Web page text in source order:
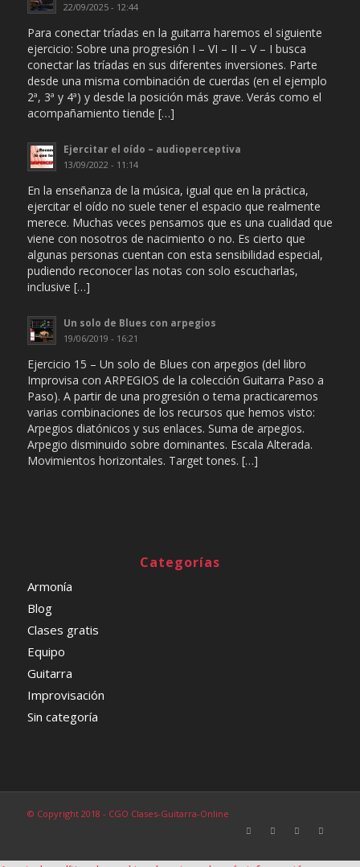
22/09/2025 - 12:44
Para conectar tríadas en la guitarra haremos el siguiente
ejercicio: Sobre una progresión I – VI – II – V – I busca
conectar las tríadas en sus diferentes inversiones. Parte
desde una misma combinación de cuerdas (en el ejemplo
2ª, 3ª y 4ª) y desde la posición más grave. Verás como el
acompañamiento tiende […]
Ejercitar el oído – audioperceptiva
13/09/2022 - 11:14
En la enseñanza de la música, igual que en la práctica,
ejercitar el oído no suele tener el espacio que realmente
merece. Muchas veces pensamos que es una cualidad que
viene con nosotros de nacimiento o no. Es cierto que
algunas personas cuentan con esta sensibilidad especial,
pudiendo reconocer las notas con solo escucharlas,
inclusive […]
Un solo de Blues con arpegios
19/06/2019 - 16:21
Ejercicio 15 – Un solo de Blues con arpegios (del libro
Improvisa con ARPEGIOS de la colección Guitarra Paso a
Paso). A partir de una progresión o tema practicaremos
varias combinaciones de los recursos que hemos visto:
Arpegios diatónicos y sus enlaces. Suma de arpegios.
Arpegio disminuido sobre dominantes. Escala Alterada.
Movimientos horizontales. Target tones. […]
Categorías
Armonía
Blog
Clases gratis
Equipo
Guitarra
Improvisación
Sin categoría
© Copyright 2018 - CGO Clases-Guitarra-Online